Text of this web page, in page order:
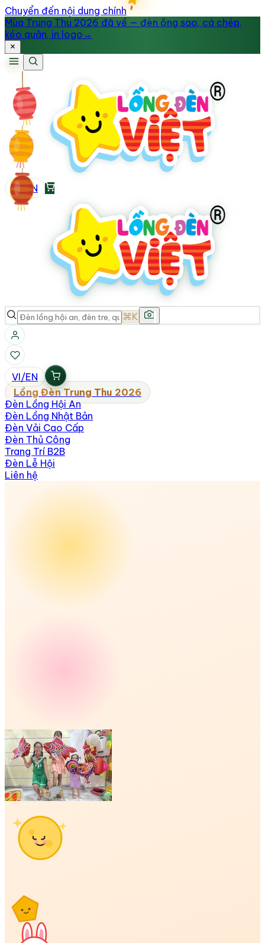
Chuyển đến nội dung chính
Mùa Trung Thu 2026 đã về — đèn ông sao, cá chép,
kéo quân, in logo →
VI/EN
⌘K
VI/EN
Lồng Đèn Trung Thu 2026
Đèn Lồng Hội An
Đèn Lồng Nhật Bản
Đèn Vải Cao Cấp
Đèn Thủ Công
Trang Trí B2B
Đèn Lễ Hội
Liên hệ